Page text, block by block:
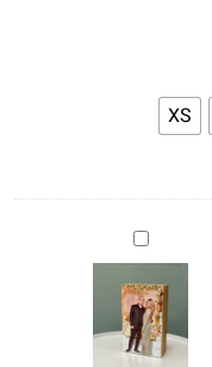
XS
בלוק
עץ
בגודל
10*15